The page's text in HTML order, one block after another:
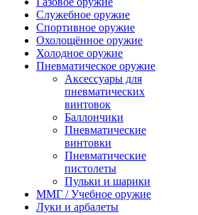
Служебное оружие
Спортивное оружие
Охолощённое оружие
Холодное оружие
Пневматическое оружие
Аксессуары для
пневматических
винтовок
Баллончики
Пневматические
винтовки
Пневматические
пистолеты
Пульки и шарики
ММГ / Учебное оружие
Луки и арбалеты